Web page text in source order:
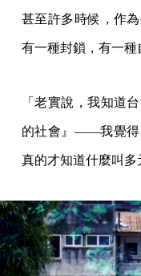
甚至許多時候，作
有一種封鎖，有一種
「老實說，我知道
的社會』——我覺得
真的才知道什麼叫多